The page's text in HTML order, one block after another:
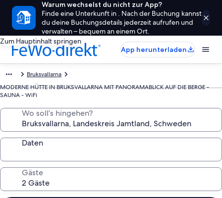
Warum wechselst du nicht zur App?
Finde eine Unterkunft in . Nach der Buchung kannst
du deine Buchungsdetails jederzeit aufrufen und
verwalten – bequem an einem Ort.
Zum Hauptinhalt springen
App herunterladen
Bruksvallarna
MODERNE HÜTTE IN BRUKSVALLARNA MIT PANORAMABLICK AUF DIE BERGE -
SAUNA - WiFi
Wo soll’s hingehen?
Daten
Gäste